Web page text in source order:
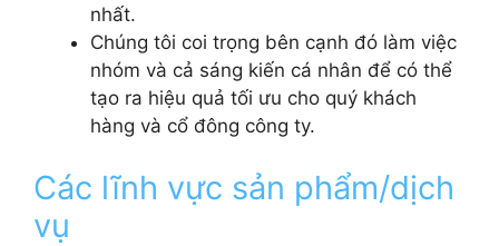
nhất.
Chúng tôi coi trọng bên cạnh đó làm việc
nhóm và cả sáng kiến cá nhân để có thể
tạo ra hiệu quả tối ưu cho quý khách
hàng và cổ đông công ty.
Các lĩnh vực sản phẩm/dịch
vụ